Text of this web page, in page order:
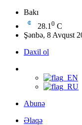
Bakı
28.1 0 C
Şənbə, 8 Avqust
Daxil ol
Abunə
Əlaqə